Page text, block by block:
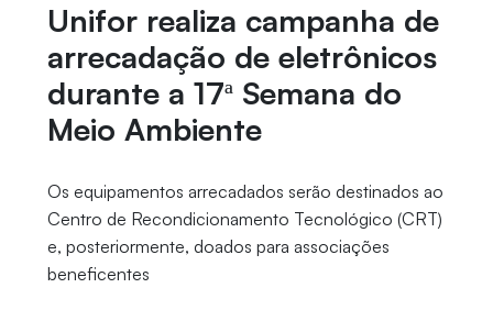
Unifor realiza campanha de
arrecadação de eletrônicos
durante a 17ª Semana do
Meio Ambiente
Os equipamentos arrecadados serão destinados ao
Centro de Recondicionamento Tecnológico (CRT)
e, posteriormente, doados para associações
beneficentes